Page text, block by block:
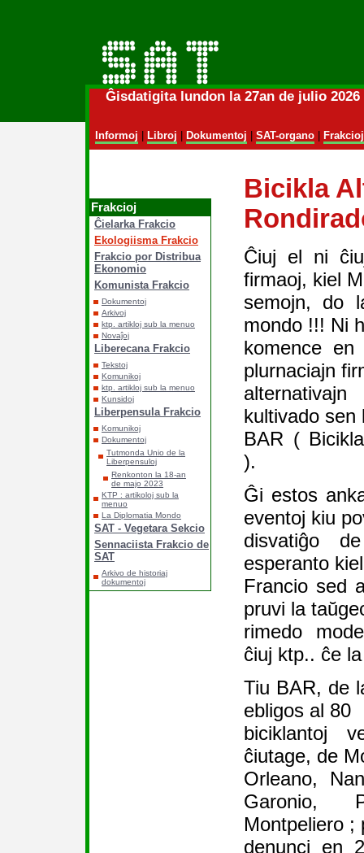
Ĝisdatigita lundon la 27an de julio
Informoj Libroj Dokumentoj SAT-organo| Frakcioj
Frakcioj
Ĉielarka Frakcio
Ekologiisma Frakcio
Frakcio por Distribua
Ekonomio
Komunista Frakcio
Dokumentoj
Arkivoj
ktp. artikloj sub la menuo
Novaĵoj
Liberecana Frakcio
Tekstoj
Komunikoj
ktp. artikloj sub la menuo
Kunsidoj
Liberpensula Frakcio
Komunikoj
Dokumentoj
Tutmonda Unio de la
Liberpensuloj
Renkonton la 18-an
de majo 2023
KTP : artikoloj sub la
menuo
La Diplomatia Mondo
SAT - Vegetara Sekcio
Sennaciista Frakcio de
SAT
Arkivo de historiaj
dokumentoj
Bicikla
Ĉiuj el ni
firmaoj, kiel
semojn, do
mondo !!! Ni
komence
plurnaciajn
kultivado sen
BAR (
).
Ĝi estos
eventoj kiu
disvatiĝo
esperanto
Francio sed
pruvi la
rimedo
ĉiuj ktp.. ĉe
Tiu BAR, de
ebligos al 80
biciklantoj
ĉiutage, de
Orleano,
Garonio,
Montpeliero ;
denunci en